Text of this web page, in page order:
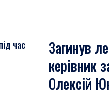
час
Загинув
керівник
Олексій